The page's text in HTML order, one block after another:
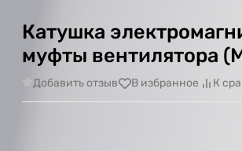
Катушка
муфты вентилятора
Добавить отзыв В избранное К